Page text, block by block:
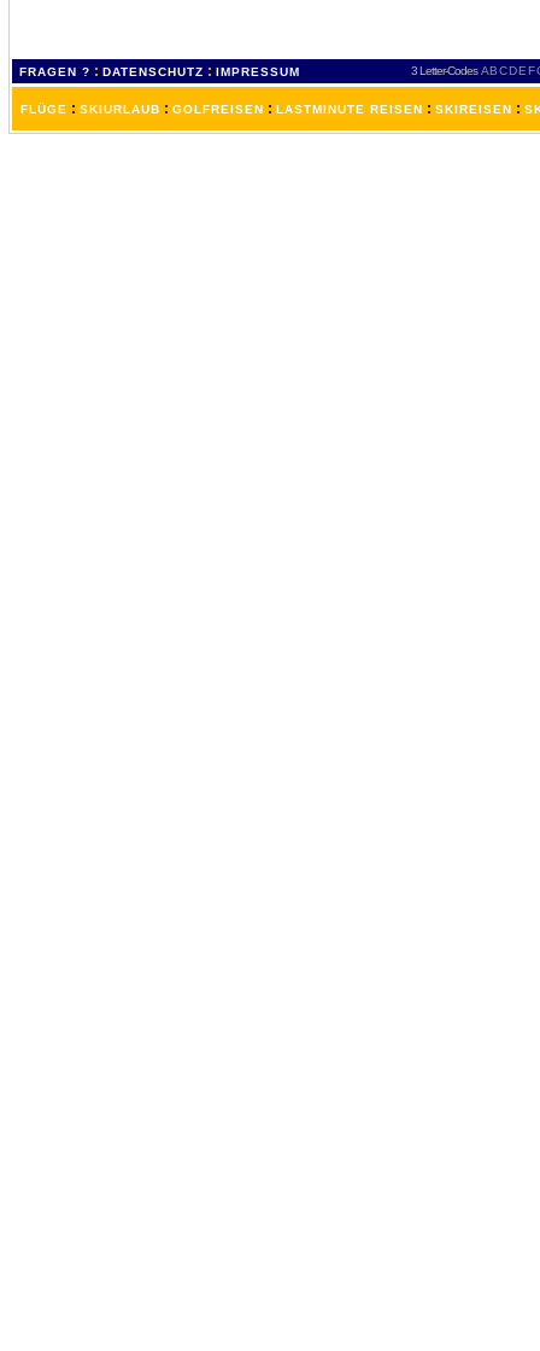
FRAGEN ? : DATENSCHUTZ : IMPRESSUM 3 Letter-Codes ABCDEF
FLÜGE : SKIURLAUB : GOLFREISEN : LASTMINUTE REISEN : SKIREISEN :